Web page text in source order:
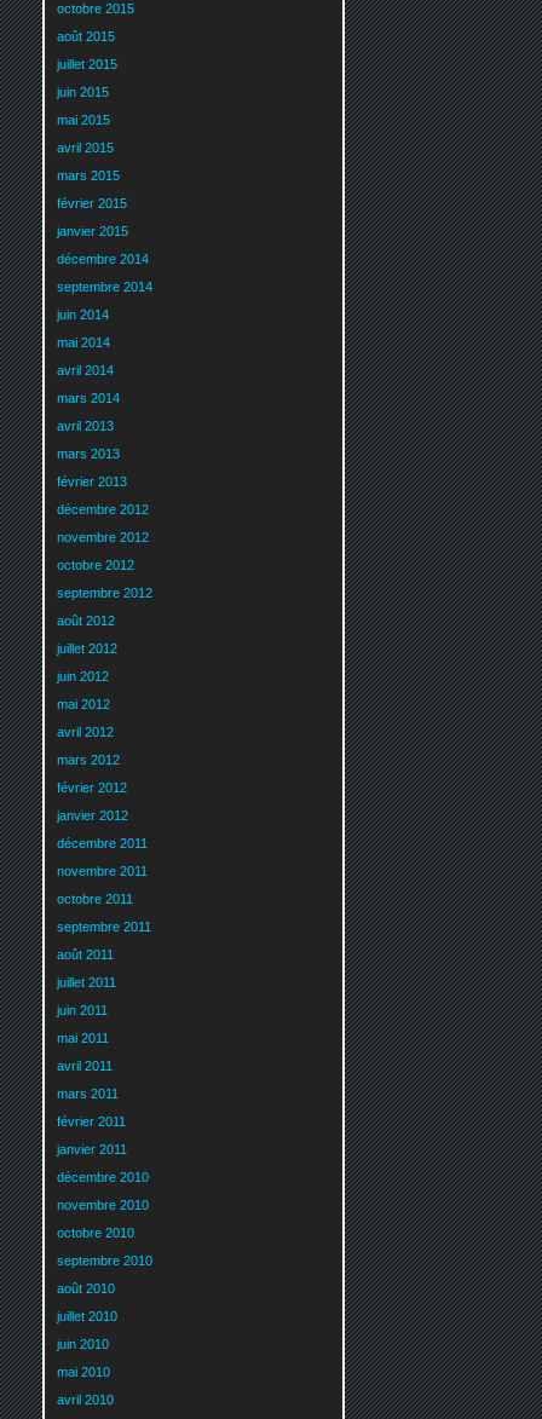
octobre 2015
août 2015
juillet 2015
juin 2015
mai 2015
avril 2015
mars 2015
février 2015
janvier 2015
décembre 2014
septembre 2014
juin 2014
mai 2014
avril 2014
mars 2014
avril 2013
mars 2013
février 2013
décembre 2012
novembre 2012
octobre 2012
septembre 2012
août 2012
juillet 2012
juin 2012
mai 2012
avril 2012
mars 2012
février 2012
janvier 2012
décembre 2011
novembre 2011
octobre 2011
septembre 2011
août 2011
juillet 2011
juin 2011
mai 2011
avril 2011
mars 2011
février 2011
janvier 2011
décembre 2010
novembre 2010
octobre 2010
septembre 2010
août 2010
juillet 2010
juin 2010
mai 2010
avril 2010